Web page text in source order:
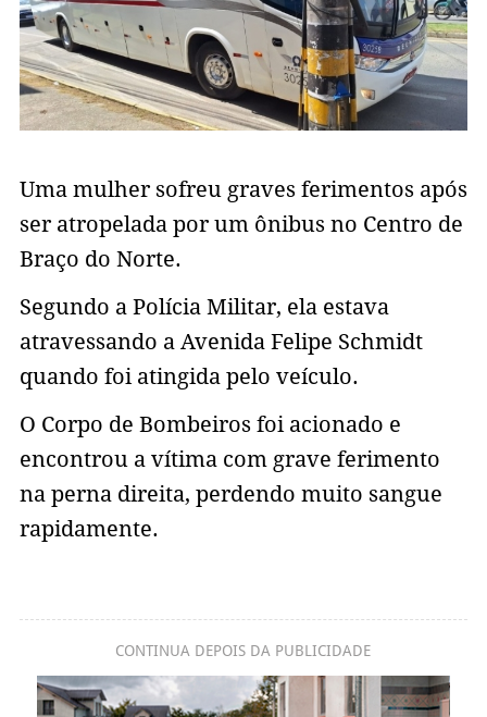
Uma mulher sofreu graves ferimentos após
ser atropelada por um ônibus no Centro de
Braço do Norte.
Segundo a Polícia Militar, ela estava
atravessando a Avenida Felipe Schmidt
quando foi atingida pelo veículo.
O Corpo de Bombeiros foi acionado e
encontrou a vítima com grave ferimento
na perna direita, perdendo muito sangue
rapidamente.
CONTINUA DEPOIS DA PUBLICIDADE